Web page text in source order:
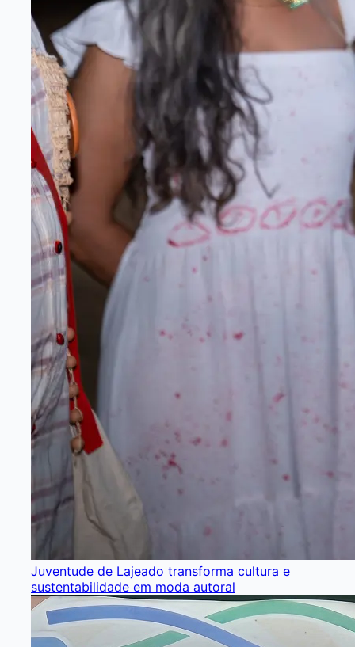
Juventude de Lajeado transforma cultura e
sustentabilidade em moda autoral